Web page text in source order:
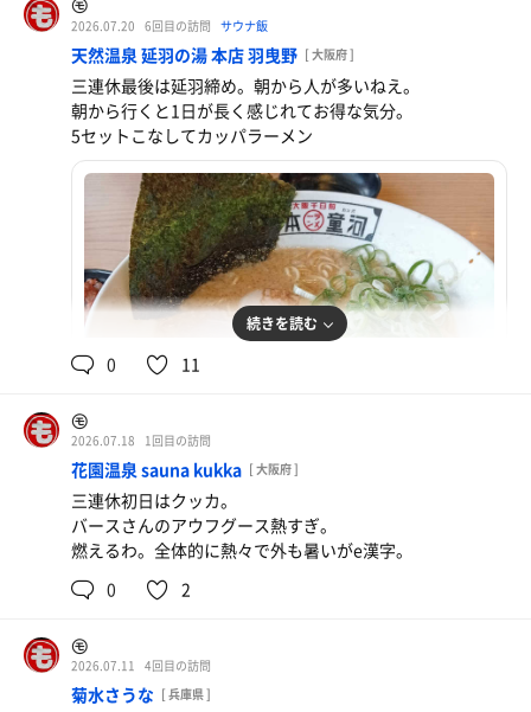
2026.07.20 6回目の訪問 サウナ飯
天然温泉 延羽の湯 本店 羽曳野 [ 大阪府 ]
三連休最後は延羽締め。朝から人が多いねえ。
朝から行くと1日が長く感じれてお得な気分。
5セットこなしてカッパラーメン
河童ラーメン チャーハンセット
続きを読む
0 11
㋲
2026.07.18 1回目の訪問
花園温泉 sauna kukka [ 大阪府 ]
三連休初日はクッカ。
バースさんのアウフグース熱すぎ。
燃えるわ。全体的に熱々で外も暑いがe漢字。
0
2
㋲
2026.07.11 4回目の訪問
菊水さうな [ 兵庫県 ]